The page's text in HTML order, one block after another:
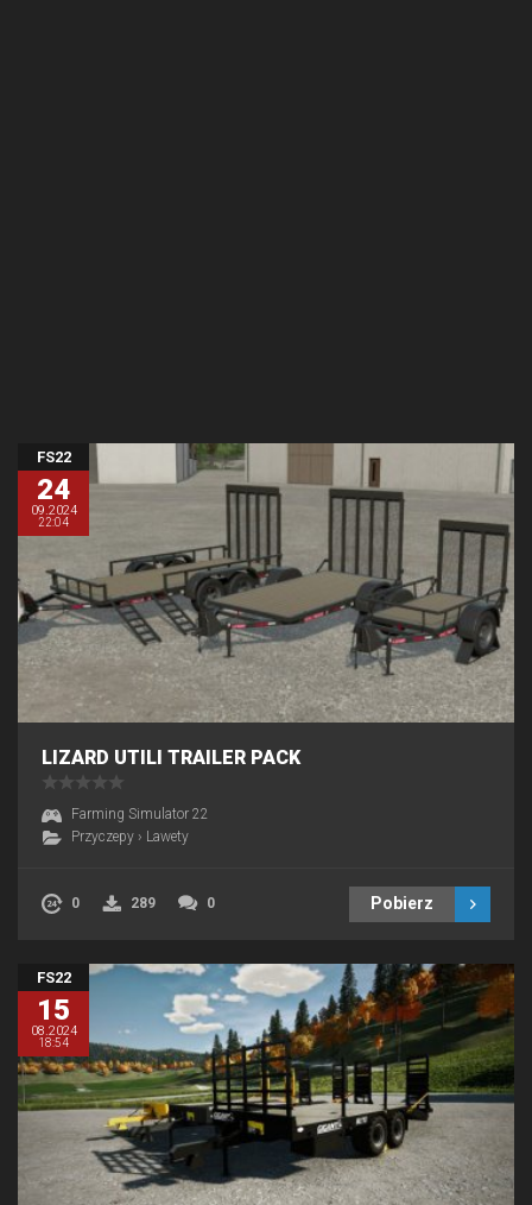
FS22
24
09.2024
22:04
LIZARD UTILI TRAILER PACK
Farming Simulator 22
Przyczepy › Lawety
0 289 0 Pobierz
FS22
15
08.2024
18:54